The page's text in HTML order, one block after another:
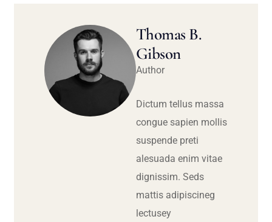
Thomas B.
Gibson
Author
Dictum tellus massa
congue sapien mollis
suspende preti
alesuada enim vitae
dignissim. Seds
mattis adipiscineg
lectusey